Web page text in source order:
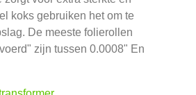
koks gebruiken het om te
De meeste folierollen
zijn tussen 0.0008" En